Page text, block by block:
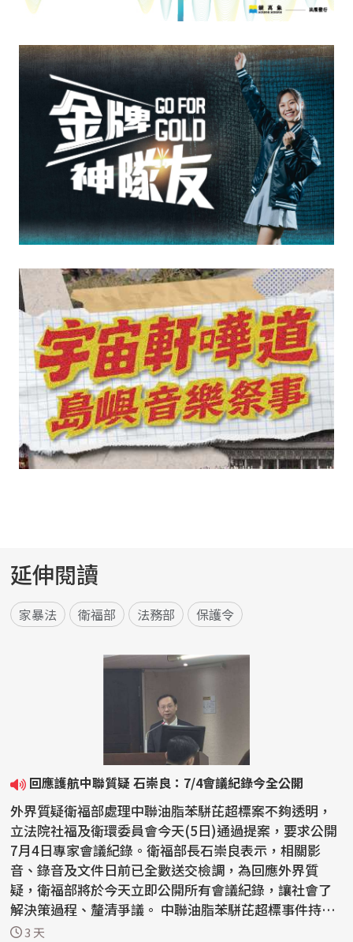
延伸閱讀
家暴法 衛福部 法務部 保護令
回應護航中聯質疑 石崇良：7/4會議紀錄今全公開
外界質疑衛福部處理中聯油脂苯駢芘超標案不夠透明，
立法院社福及衛環委員會今天(5日)通過提案，要求公開
7月4日專家會議紀錄。衛福部長石崇良表示，相關影
音、錄音及文件日前已全數送交檢調，為回應外界質
疑，衛福部將於今天立即公開所有會議紀錄，讓社會了
解決策過程、釐清爭議。 中聯油脂苯駢芘超標事件持續
延燒，國...
3 天